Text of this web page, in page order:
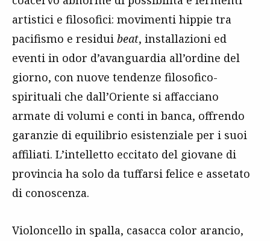
artistici e filosofici: movimenti hippie tra
pacifismo e residui beat, installazioni ed
eventi in odor d’avanguardia all’ordine del
giorno, con nuove tendenze filosofico-
spirituali che dall’Oriente si affacciano
armate di volumi e conti in banca, offrendo
garanzie di equilibrio esistenziale per i suoi
affiliati. L’intelletto eccitato del giovane di
provincia ha solo da tuffarsi felice e assetato
di conoscenza.
Violoncello in spalla, casacca color arancio,